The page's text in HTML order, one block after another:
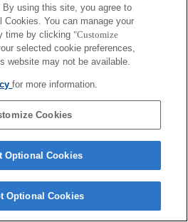
using this site, you agree to
Cookies. You can manage your
time by clicking "Customize
selected cookie preferences,
website may not be available.
for more information.
Cookies
Optional Cookies
Optional Cookies